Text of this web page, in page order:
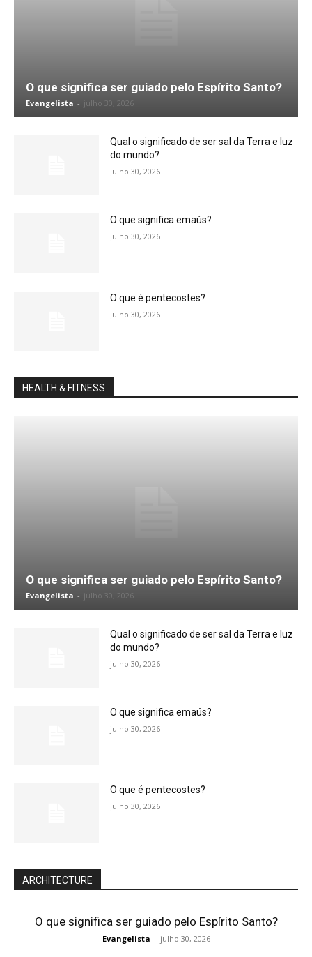
O que significa ser guiado pelo Espírito Santo?
Evangelista - julho 30, 2026
Qual o significado de ser sal da Terra e luz
do mundo?
julho 30, 2026
O que significa emaús?
julho 30, 2026
O que é pentecostes?
julho 30, 2026
HEALTH & FITNESS
O que significa ser guiado pelo Espírito Santo?
Evangelista - julho 30, 2026
Qual o significado de ser sal da Terra e luz
do mundo?
julho 30, 2026
O que significa emaús?
julho 30, 2026
O que é pentecostes?
julho 30, 2026
ARCHITECTURE
O que significa ser guiado pelo Espírito Santo?
Evangelista - julho 30, 2026